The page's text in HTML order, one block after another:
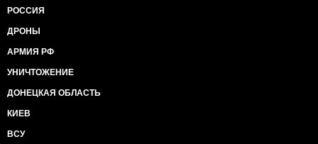
РОССИЯ
ДРОНЫ
АРМИЯ РФ
УНИЧТОЖЕНИЕ
ДОНЕЦКАЯ ОБЛАСТЬ
КИЕВ
ВСУ